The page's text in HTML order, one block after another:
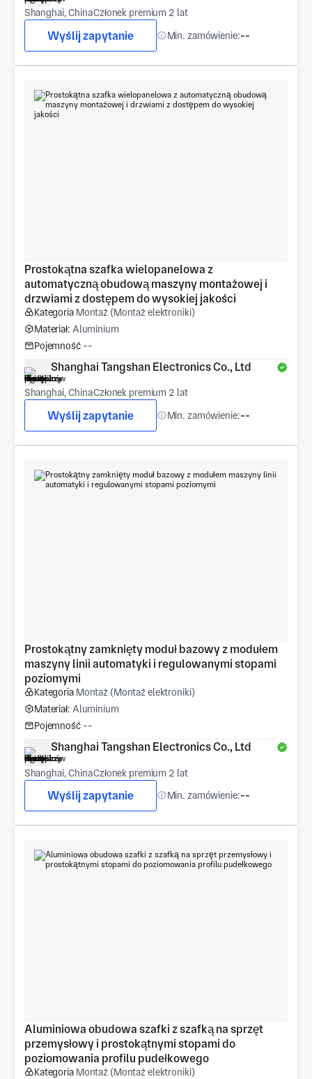
Shanghai, ChinaCzłonek premium 2 lat
Wyślij zapytanie Min. zamówienie:--
Prostokątna szafka wielopanelowa z
automatyczną obudową maszyny montażowej i
drzwiami z dostępem do wysokiej jakości
Kategoria Montaż (Montaż elektroniki)
Materiał: Aluminium
Pojemność --
Shanghai Tangshan Electronics Co., Ltd
Shanghai, ChinaCzłonek premium 2 lat
Wyślij zapytanie Min. zamówienie:--
Prostokątny zamknięty moduł bazowy z modułem
maszyny linii automatyki i regulowanymi stopami
poziomymi
Kategoria Montaż (Montaż elektroniki)
Materiał: Aluminium
Pojemność --
Shanghai Tangshan Electronics Co., Ltd
Shanghai, ChinaCzłonek premium 2 lat
Wyślij zapytanie Min. zamówienie:--
Aluminiowa obudowa szafki z szafką na sprzęt
przemysłowy i prostokątnymi stopami do
poziomowania profilu pudełkowego
Kategoria Montaż (Montaż elektroniki)